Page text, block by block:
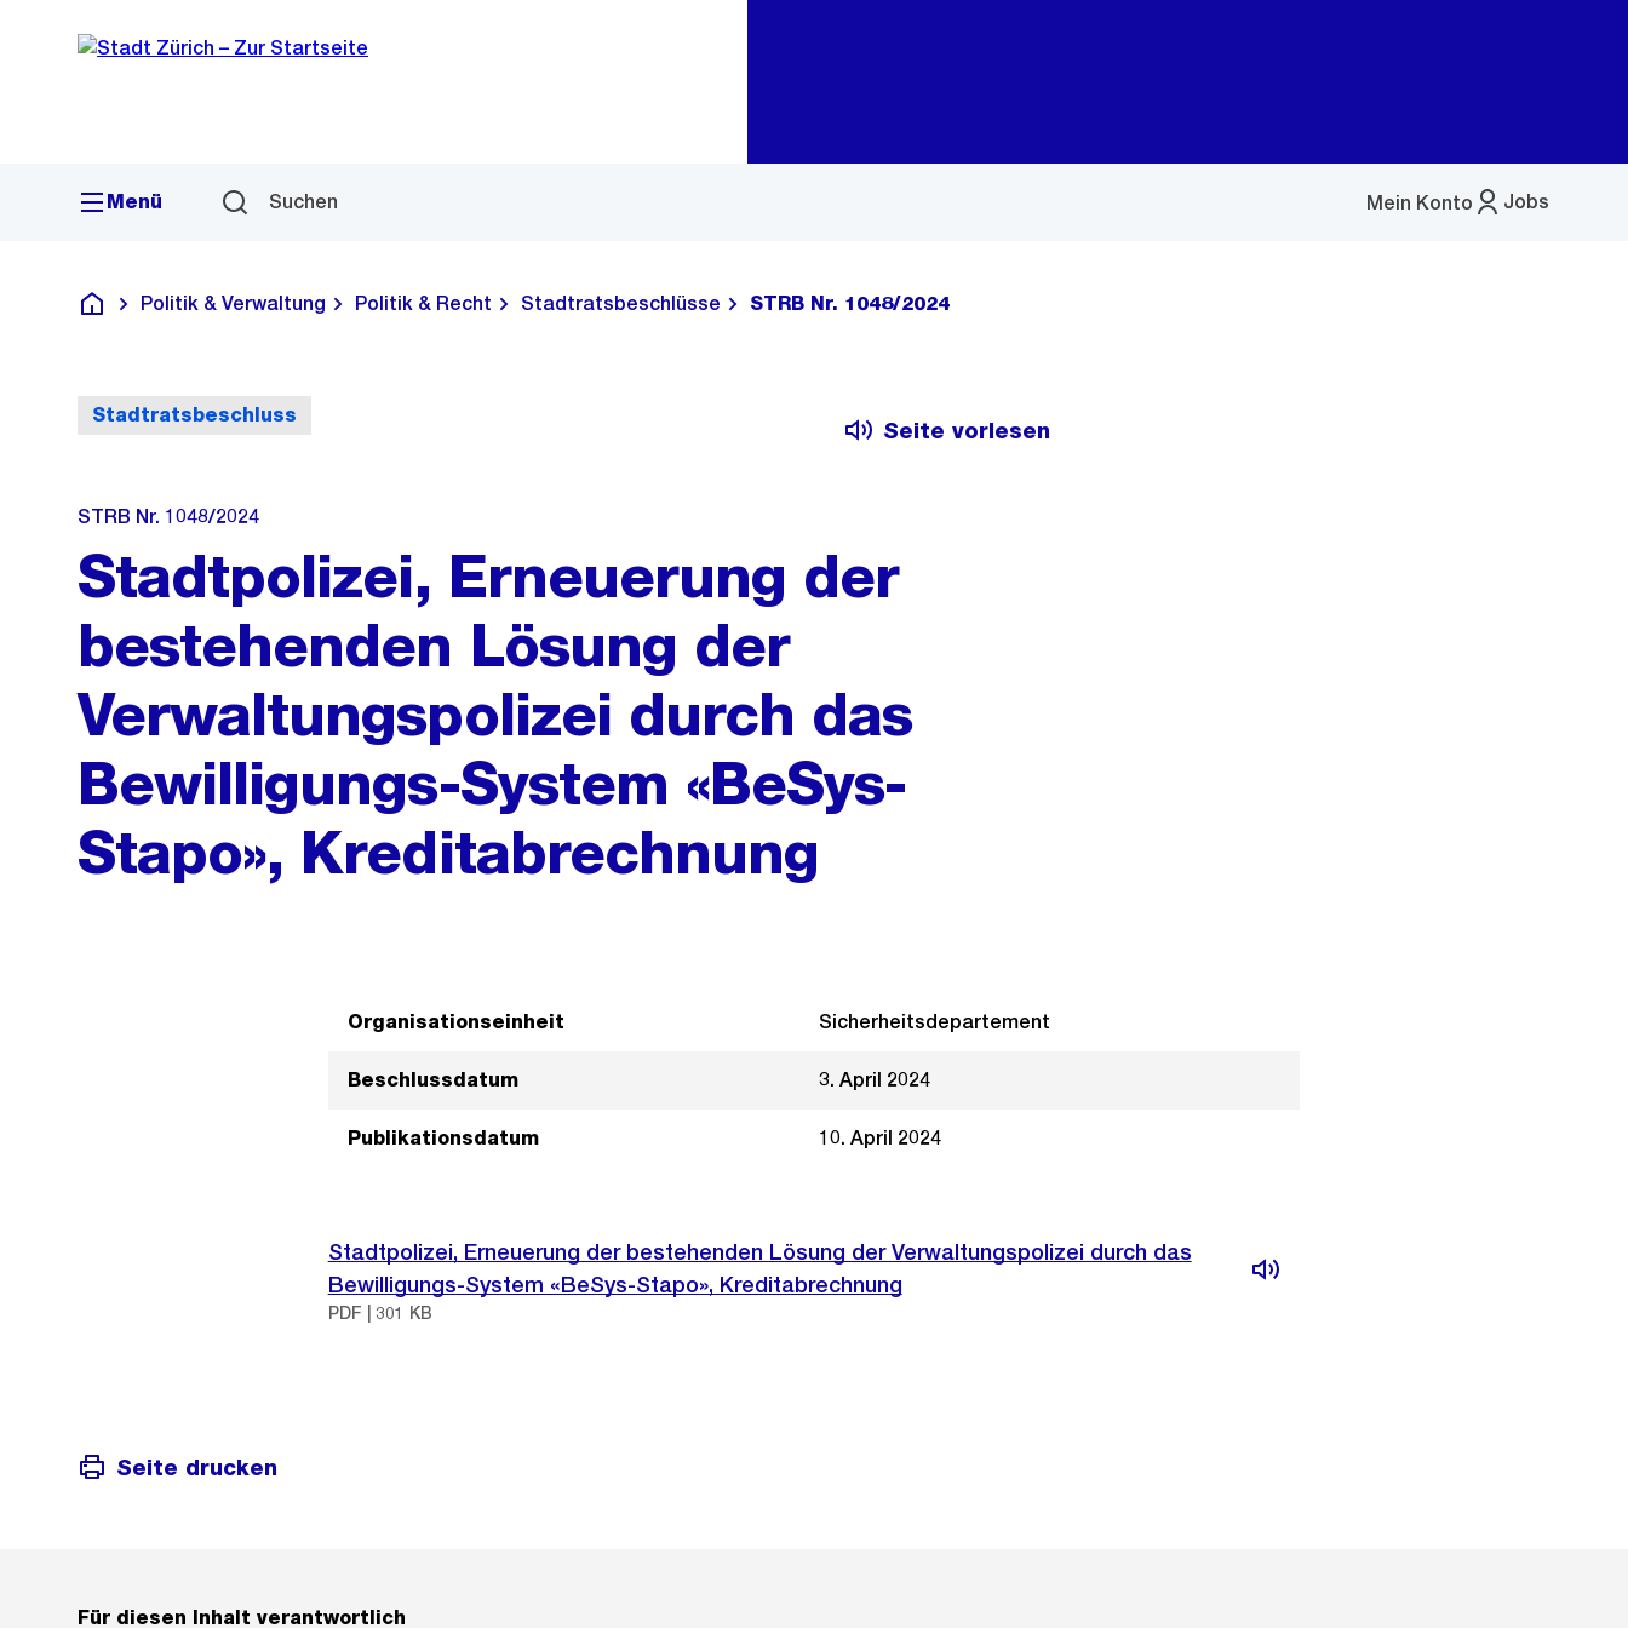
Navigation
Sprunglink
Menü Suchen Jobs
Mein Konto
Menü
Deutsch
Politik & Verwaltung Politik & Recht Stadtratsbeschlüsse STRB Nr. 1048/2024
Stadtratsbeschluss
Seite vorlesen
STRB Nr. 1048/2024
Stadtpolizei, Erneuerung der
bestehenden Lösung der
Verwaltungspolizei durch das
Bewilligungs-System «BeSys-
Stapo», Kreditabrechnung
Organisationseinheit Sicherheitsdepartement
Beschlussdatum 3. April 2024
Publikationsdatum 10. April 2024
Stadtpolizei, Erneuerung der bestehenden Lösung der Verwaltungspolizei durch das
Bewilligungs-System «BeSys-Stapo», Kreditabrechnung
PDF | 301 KB
Seite drucken
Für diesen Inhalt verantwortlich